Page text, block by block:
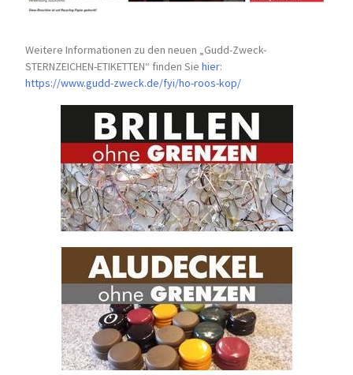
Weitere Informationen zu den neuen „Gudd-Zweck-
STERNZEICHEN-ETIKETTEN“ finden Siehier:
https://www.gudd-zweck.de/fyi/ho-roos-kop/